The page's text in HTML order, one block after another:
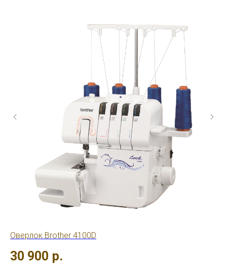
Оверлок Brother 4100D
30 900 р.